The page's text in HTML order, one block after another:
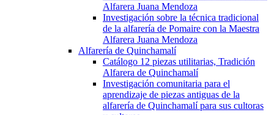
Alfarera Juana Mendoza
Investigación sobre la técnica tradicional
de la alfarería de Pomaire con la Maestra
Alfarera Juana Mendoza
Alfarería de Quinchamalí
Catálogo 12 piezas utilitarias, Tradición
Alfarera de Quinchamalí
Investigación comunitaria para el
aprendizaje de piezas antiguas de la
alfarería de Quinchamalí para sus cultoras